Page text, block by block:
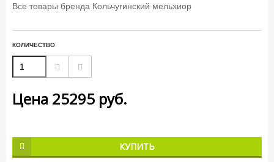
Все товары бренда Кольчугинский мельхиор
КОЛИЧЕСТВО
Цена 25295 руб.
КУПИТЬ